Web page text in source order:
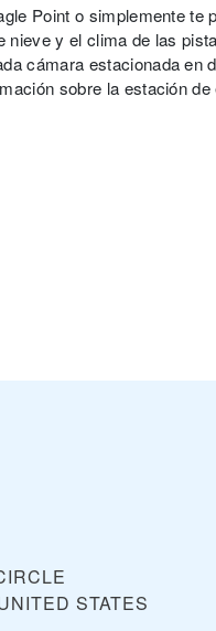
Point o simplemente te
y el clima de las
cámara estacionada en
sobre la estación
STATES